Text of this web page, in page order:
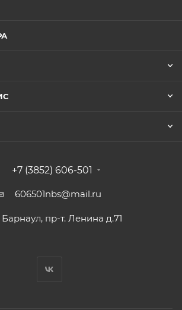
+7 (3852) 606-501
606501nbs@mail.ru
Барнаул, пр-т. Ленина д.71